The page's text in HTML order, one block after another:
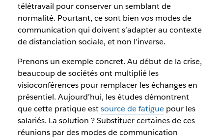
télétravail pour conserver un semblant de
normalité. Pourtant, ce sont bien vos modes de
communication qui doivent s’adapter au contexte
de distanciation sociale, et non l’inverse.
Prenons un exemple concret. Au début de la crise,
beaucoup de sociétés ont multiplié les
visioconférences pour remplacer les échanges en
présentiel. Aujourd’hui, les études démontrent
que cette pratique estsource de fatiguepour les
salariés. La solution ? Substituer certaines de ces
réunions par des modes de communication